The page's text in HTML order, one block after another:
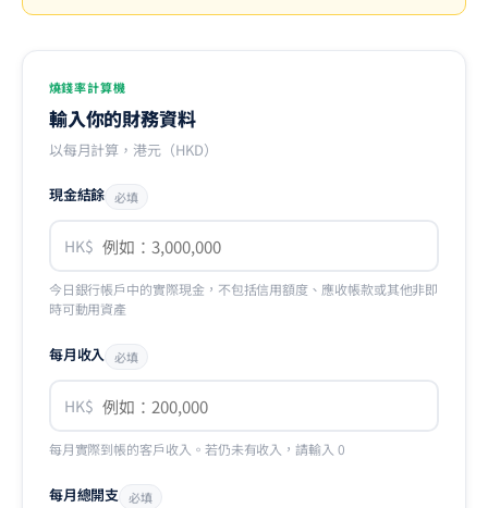
燒錢率計算機
輸入你的財務資料
以每月計算，港元（HKD）
現金結餘 必填
HK$
今日銀行帳戶中的實際現金，不包括信用額度、應收帳款或其他非即
時可動用資產
每月收入 必填
HK$
每月實際到帳的客戶收入。若仍未有收入，請輸入 0
每月總開支 必填